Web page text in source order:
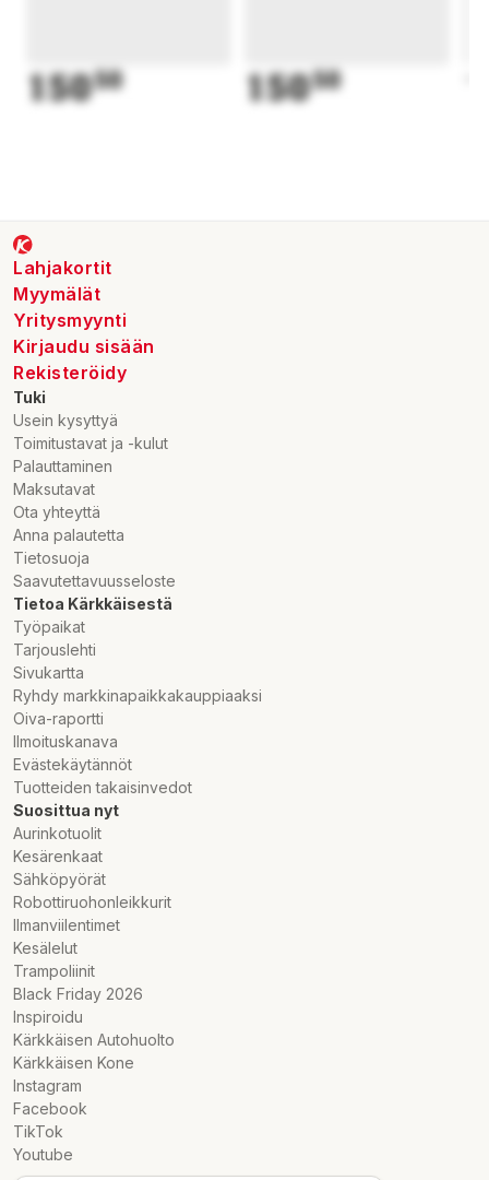
15050 15050
Lahjakortit
Myymälät
Yritysmyynti
Kirjaudu sisään
Rekisteröidy
Tuki
Usein kysyttyä
Toimitustavat ja -kulut
Palauttaminen
Maksutavat
Ota yhteyttä
Anna palautetta
Tietosuoja
Saavutettavuusseloste
Tietoa Kärkkäisestä
Työpaikat
Tarjouslehti
Sivukartta
Ryhdy markkinapaikkakauppiaaksi
Oiva-raportti
Ilmoituskanava
Evästekäytännöt
Tuotteiden takaisinvedot
Suosittua nyt
Aurinkotuolit
Kesärenkaat
Sähköpyörät
Robottiruohonleikkurit
Ilmanviilentimet
Kesälelut
Trampoliinit
Black Friday 2026
Inspiroidu
Kärkkäisen Autohuolto
Kärkkäisen Kone
Instagram
Facebook
TikTok
Youtube